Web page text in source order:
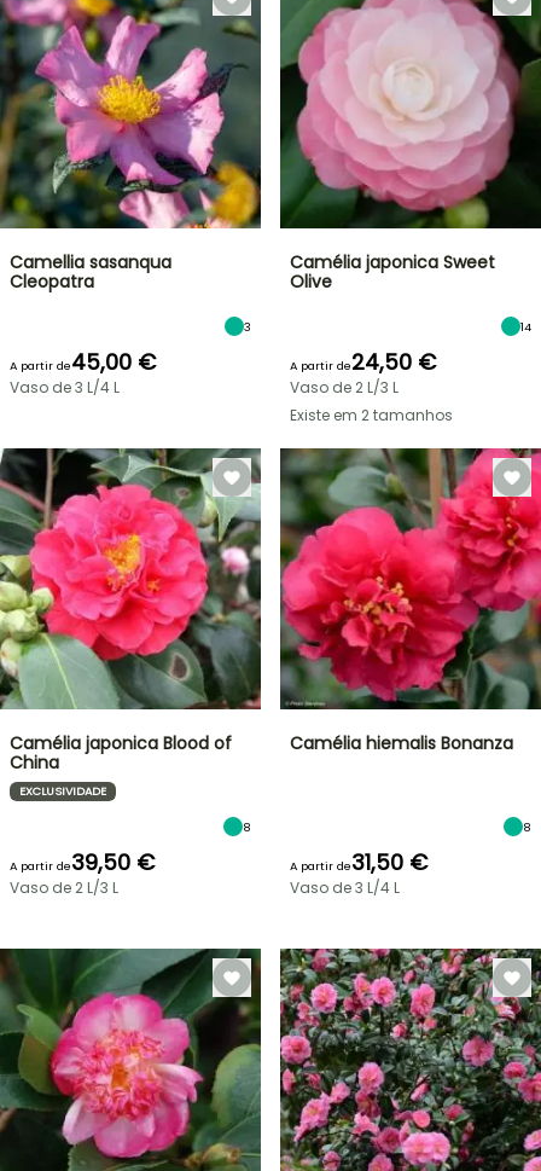
Camellia sasanqua
Cleopatra
3
A partir de45,00 €
Vaso de 3 L/4 L
Camélia japonica Sweet
Olive
14
A partir de24,50 €
Vaso de 2 L/3 L
Existe em 2 tamanhos
Camélia japonica Blood of
China
EXCLUSIVIDADE
8
A partir de39,50 €
Vaso de 2 L/3 L
Camélia hiemalis Bonanza
8
A partir de31,50 €
Vaso de 3 L/4 L